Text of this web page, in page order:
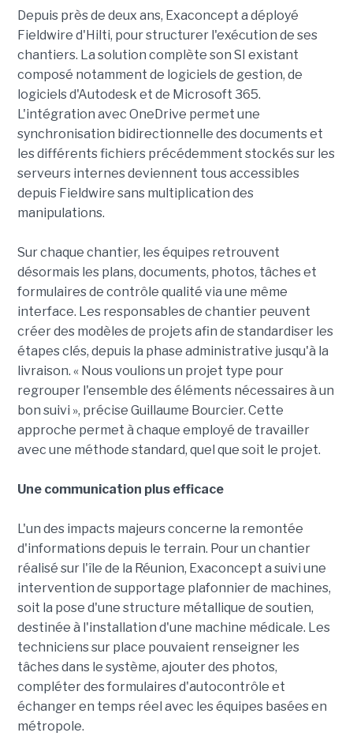
Depuis près de deux ans, Exaconcept a déployé
Fieldwire d'Hilti, pour structurer l'exécution de ses
chantiers. La solution complète son SI existant
composé notamment de logiciels de gestion, de
logiciels d'Autodesk et de Microsoft 365.
L'intégration avec OneDrive permet une
synchronisation bidirectionnelle des documents et
les différents fichiers précédemment stockés sur les
serveurs internes deviennent tous accessibles
depuis Fieldwire sans multiplication des
manipulations.
Sur chaque chantier, les équipes retrouvent
désormais les plans, documents, photos, tâches et
formulaires de contrôle qualité via une même
interface. Les responsables de chantier peuvent
créer des modèles de projets afin de standardiser les
étapes clés, depuis la phase administrative jusqu'à la
livraison. « Nous voulions un projet type pour
regrouper l'ensemble des éléments nécessaires à un
bon suivi », précise Guillaume Bourcier. Cette
approche permet à chaque employé de travailler
avec une méthode standard, quel que soit le projet.
Une communication plus efficace
L'un des impacts majeurs concerne la remontée
d'informations depuis le terrain. Pour un chantier
réalisé sur l'île de la Réunion, Exaconcept a suivi une
intervention de supportage plafonnier de machines,
soit la pose d'une structure métallique de soutien,
destinée à l'installation d'une machine médicale. Les
techniciens sur place pouvaient renseigner les
tâches dans le système, ajouter des photos,
compléter des formulaires d'autocontrôle et
échanger en temps réel avec les équipes basées en
métropole.